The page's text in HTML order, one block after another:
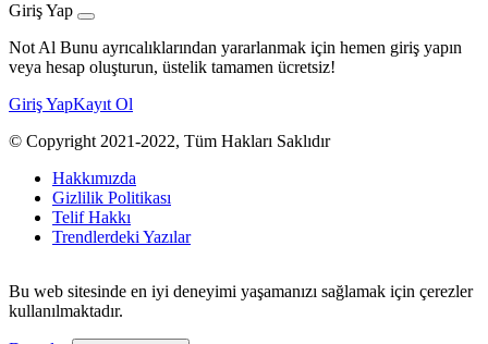
Giriş Yap
Not Al Bunu ayrıcalıklarından yararlanmak için hemen giriş yapın
veya hesap oluşturun, üstelik tamamen ücretsiz!
Giriş YapKayıt Ol
© Copyright 2021-2022, Tüm Hakları Saklıdır
Hakkımızda
Gizlilik Politikası
Telif Hakkı
Trendlerdeki Yazılar
Bu web sitesinde en iyi deneyimi yaşamanızı sağlamak için çerezler
kullanılmaktadır.